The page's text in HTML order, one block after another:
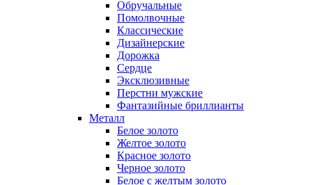
Обручальные
Помолвочные
Классические
Дизайнерские
Дорожка
Сердце
Эксклюзивные
Перстни мужские
Фантазийные бриллианты
Металл
Белое золото
Желтое золото
Красное золото
Черное золото
Белое с желтым золото